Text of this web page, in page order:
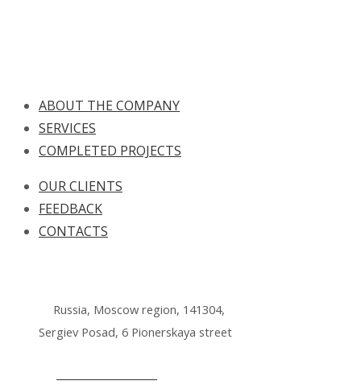
ABOUT THE COMPANY
SERVICES
COMPLETED PROJECTS
OUR CLIENTS
FEEDBACK
CONTACTS
Russia, Moscow region, 141304,
Sergiev Posad, 6 Pionerskaya street